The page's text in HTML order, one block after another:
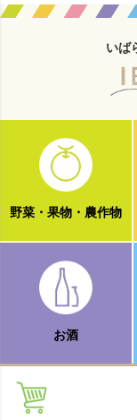
いば
野菜・果物・農作物
お酒